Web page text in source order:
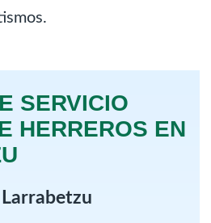
SERVICIO
HERREROS EN